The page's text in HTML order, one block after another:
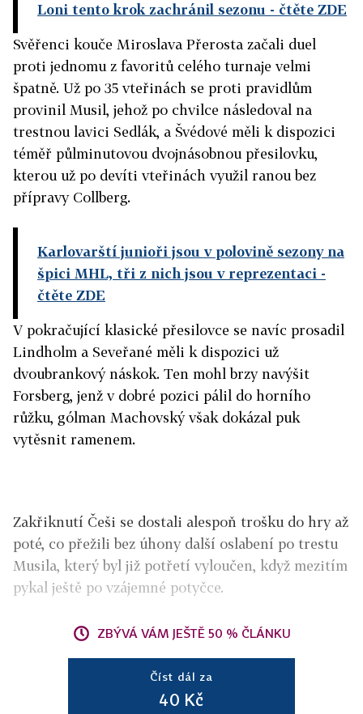
Loni tento krok zachránil sezonu - čtěte ZDE
Svěřenci kouče Miroslava Přerosta začali duel
proti jednomu z favoritů celého turnaje velmi
špatně. Už po 35 vteřinách se proti pravidlům
provinil Musil, jehož po chvilce následoval na
trestnou lavici Sedlák, a Švédové měli k dispozici
téměř půlminutovou dvojnásobnou přesilovku,
kterou už po devíti vteřinách využil ranou bez
přípravy Collberg.
Karlovarští junioři jsou v polovině sezony na
špici MHL, tři z nich jsou v reprezentaci -
čtěte ZDE
V pokračující klasické přesilovce se navíc prosadil
Lindholm a Seveřané měli k dispozici už
dvoubrankový náskok. Ten mohl brzy navýšit
Forsberg, jenž v dobré pozici pálil do horního
růžku, gólman Machovský však dokázal puk
vytěsnit ramenem.
Zakřiknutí Češi se dostali alespoň trošku do hry až
poté, co přežili bez úhony další oslabení po trestu
Musila, který byl již potřetí vyloučen, když mezitím
pykal ještě po vzájemné potyčce.
ZBÝVÁ VÁM JEŠTĚ 50 % ČLÁNKU
Číst dál za
40 Kč